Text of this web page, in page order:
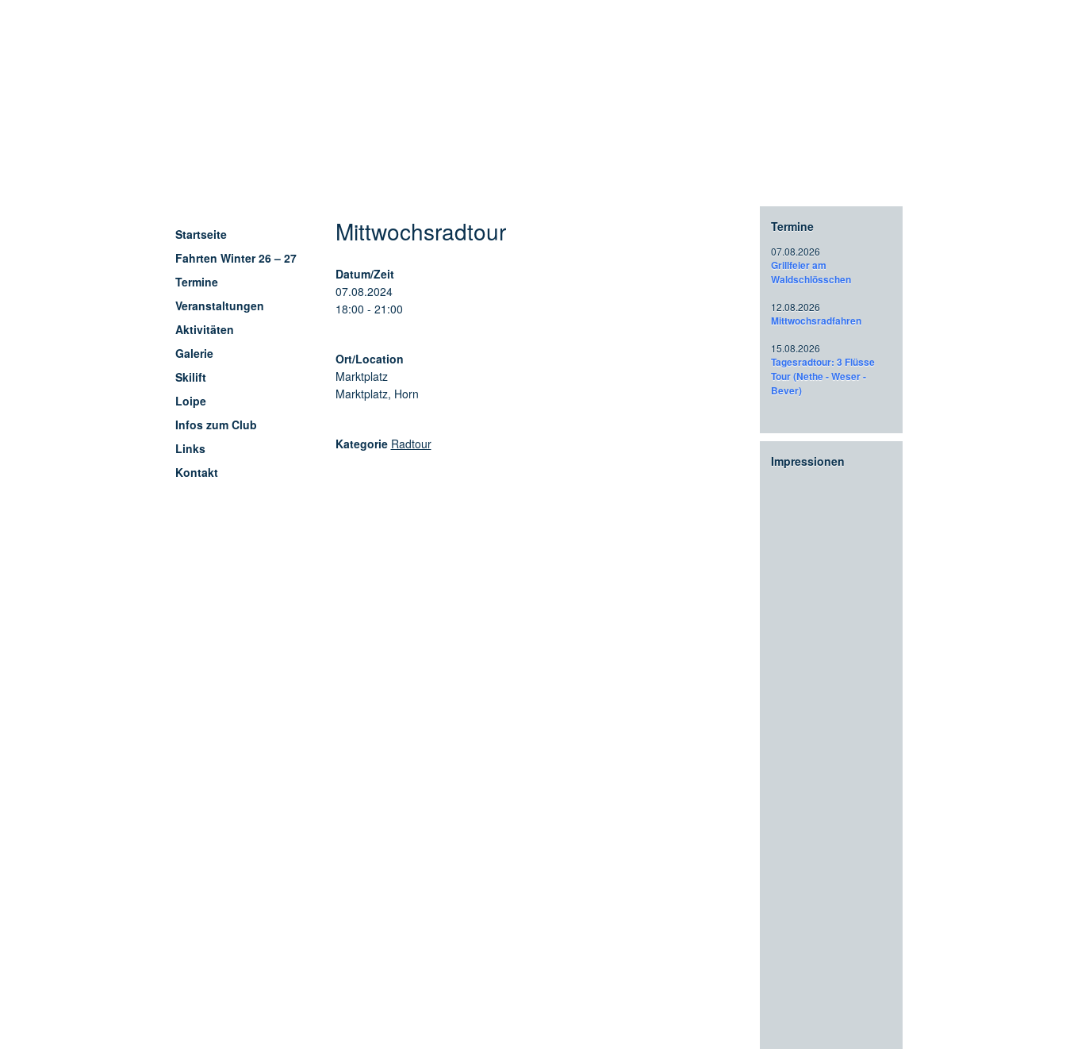
Startseite
Fahrten Winter 26 – 27
Termine
Veranstaltungen
Aktivitäten
Galerie
Skilift
Loipe
Infos zum Club
Links
Kontakt
Mittwochsradtour
Datum/Zeit
07.08.2024
18:00 - 21:00
Ort/Location
Marktplatz
Marktplatz, Horn
Kategorie Radtour
Termine
07.08.2026
Grillfeier am
Waldschlösschen
12.08.2026
Mittwochsradfahren
15.08.2026
Tagesradtour: 3 Flüsse
Tour (Nethe - Weser -
Bever)
Impressionen